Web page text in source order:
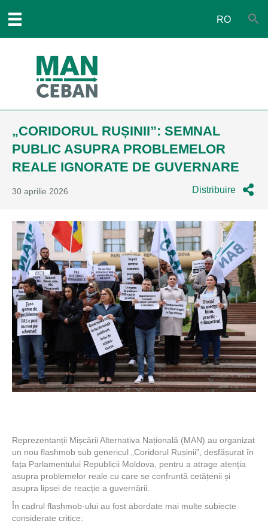
RO
„CORIDORUL RUȘINII”: SEMNAL
PUBLIC ASUPRA PROBLEMELOR
REALE IGNORATE DE GUVERNARE
30 aprilie 2026 Distribuire
Reprezentanții Mișcării Alternativa Națională (MAN) au organizat
un nou flashmob sub genericul „Coridorul Rușinii”, desfășurat în
fața Parlamentului Republicii Moldova, pentru a atrage atenția
asupra problemelor reale cu care se confruntă cetățenii și
asupra lipsei de reacție a guvernării.
În cadrul flashmob-ului au fost abordate mai multe subiecte
considerate critice: